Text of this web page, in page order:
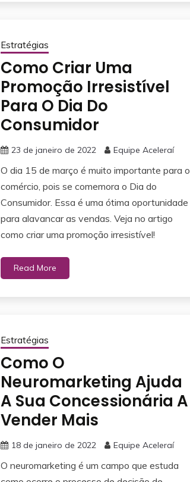
Estratégias
Como Criar Uma
Promoção Irresistível
Para O Dia Do
Consumidor
23 de janeiro de 2022 Equipe Aceleraí
O dia 15 de março é muito importante para o
comércio, pois se comemora o Dia do
Consumidor. Essa é uma ótima oportunidade
para alavancar as vendas. Veja no artigo
como criar uma promoção irresistível!
Read More
Estratégias
Como O
Neuromarketing Ajuda
A Sua Concessionária A
Vender Mais
18 de janeiro de 2022 Equipe Aceleraí
O neuromarketing é um campo que estuda